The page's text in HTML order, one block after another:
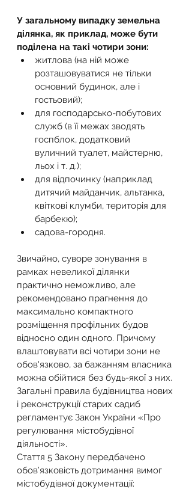
У загальному випадку земельна
ділянка, як приклад, може бути
поділена на такі чотири зони:
житлова (на ній може
розташовуватися не тільки
основний будинок, але і
гостьовий);
для господарсько-побутових
служб (в її межах зводять
госпблок, додатковий
вуличний туалет, майстерню,
льох і т. д.);
для відпочинку (наприклад
дитячий майданчик, альтанка,
квіткові клумби, територія для
барбекю);
садова-городня.
Звичайно, суворе зонування в
рамках невеликої ділянки
практично неможливо, але
рекомендовано прагнення до
максимально компактного
розміщення профільних будов
відносно один одного. Причому
влаштовувати всі чотири зони не
обов'язково, за бажанням власника
можна обійтися без будь-якої з них.
Загальні правила будівництва нових
і реконструкції старих садиб
регламентує Закон України «Про
регулювання містобудівної
діяльності».
Стаття 5 Закону передбачено
обов’язковість дотримання вимог
містобудівної документації: